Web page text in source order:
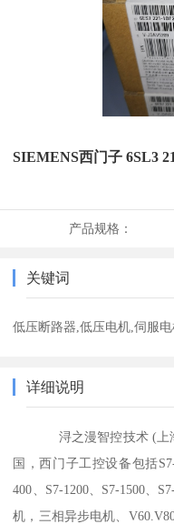
SIEMENS西门子 6SL3
产品规格：
关键词
低压断路器,低压电机,伺服
详细说明
浔之漫智控技术 (上海)
国，西门子工控设备包括
400、S7-1200、S7-1500、
机，三相异步电机、